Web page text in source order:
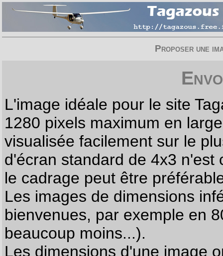
Proposer une
L'image idéale pour le site
1280 pixels maximum en
visualisée facilement sur le
d'écran standard de 4x3
le cadrage peut être
Les images de dimensions
bienvenues, par exemple en
beaucoup moins...).
Les dimensions d'une image